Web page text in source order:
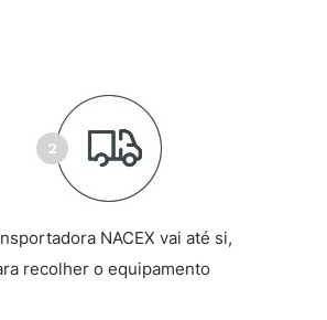
NACEX vai até si,
recolher o equipamento